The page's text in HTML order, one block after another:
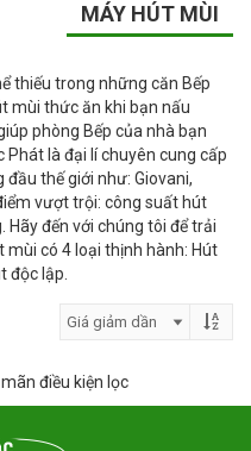
MÁY HÚT MÙI
thiếu trong những căn Bếp
mùi thức ăn khi bạn nấu
phòng Bếp của nhà bạn
Phát là đại lí chuyên cung cấp
thế giới như: Giovani,
vượt trội: công suất hút
Hãy đến với chúng tôi để trải
có 4 loại thịnh hành: Hút
độc lập.
điều kiện lọc